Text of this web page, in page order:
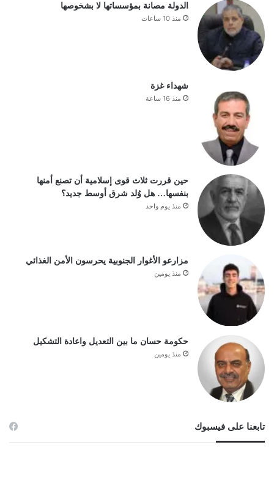
الدولة مصانة بمؤسساتها لا بشخوصها
منذ 10 ساعات
شهداء غزة
منذ 16 ساعة
حين قررت ثلاث قوى إسلامية أن تصنع أمنها
بنفسها… هل وُلد شرق أوسط جديد؟
منذ يوم واحد
مزارعو الأغوار الجنوبية يحرسون الأمن الغذائي
منذ يومين
حكومة حسان ما بين التعديل واعادة التشكيل
منذ يومين
تابعنا على فيسبوك